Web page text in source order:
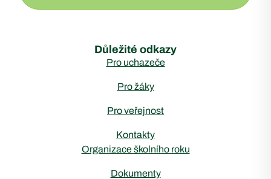
Důležité odkazy
Pro uchazeče
Pro žáky
Pro veřejnost
Kontakty
Organizace školního roku
Dokumenty